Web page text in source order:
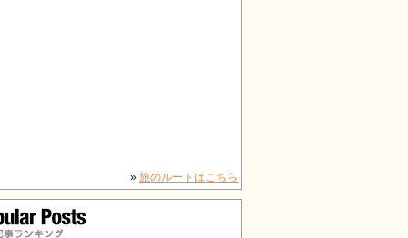
» 旅のルートはこちら
事ランキング